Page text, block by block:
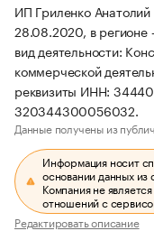
ИП Гриленко Анатолий
28.08.2020, в регионе
вид деятельности:
коммерческой
реквизиты ИНН:
320344300056032.
Данные получены из
Информация носит
основании данных из
Компания не
отношений с
Редактировать описание